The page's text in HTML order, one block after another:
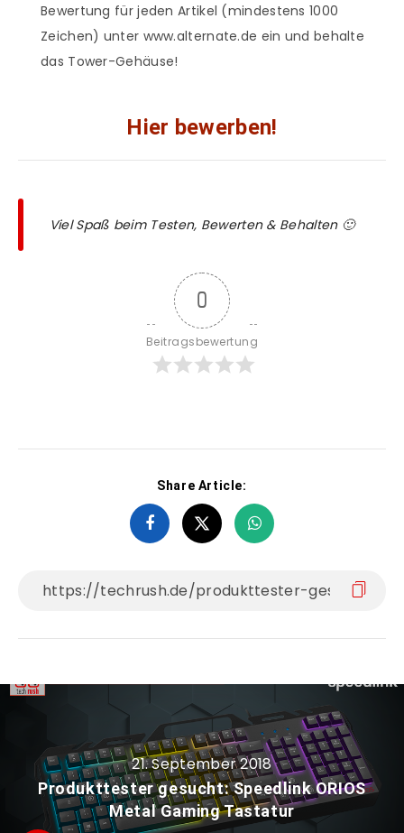
Bewertung für jeden Artikel (mindestens 1000
Zeichen) unter www.alternate.de ein und behalte
das Tower-Gehäuse!
Hier bewerben!
Viel Spaß beim Testen, Bewerten & Behalten 🙂
0
Beitragsbewertung
Share Article:
21. September 2018
Produkttester gesucht: Speedlink ORIOS
Metal Gaming Tastatur